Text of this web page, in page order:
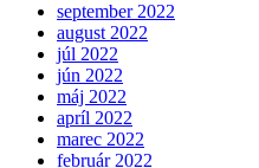
september 2022
august 2022
júl 2022
jún 2022
máj 2022
apríl 2022
marec 2022
február 2022